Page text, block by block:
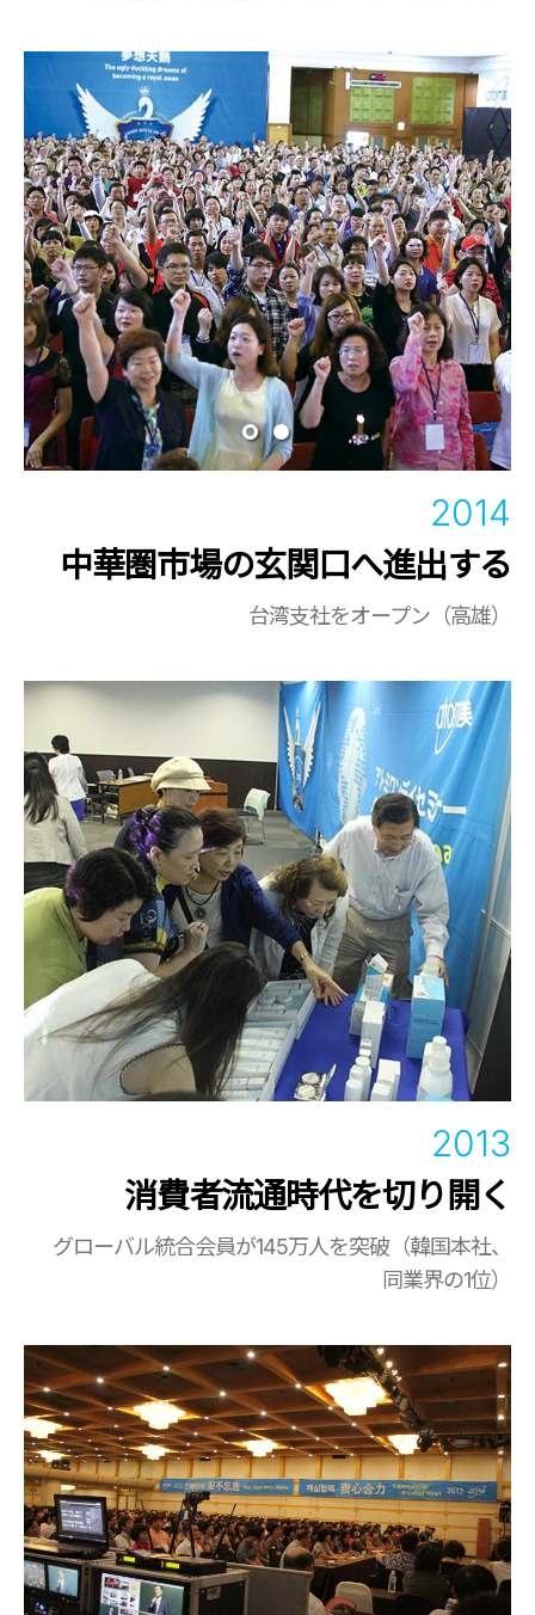
2014
中華圏市場の玄関口へ進出する
台湾支社をオープン（高雄）
2013
消費者流通時代を切り開く
グローバル統合会員が145万人を突破（韓国本社、
同業界の1位）